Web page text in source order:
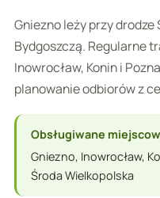
Gniezno leży przy drodze
Bydgoszczą. Regularne
Inowrocław, Konin i
planowanie odbiorów z
Obsługiwane
Gniezno, Inowrocław,
Środa Wielkopolska